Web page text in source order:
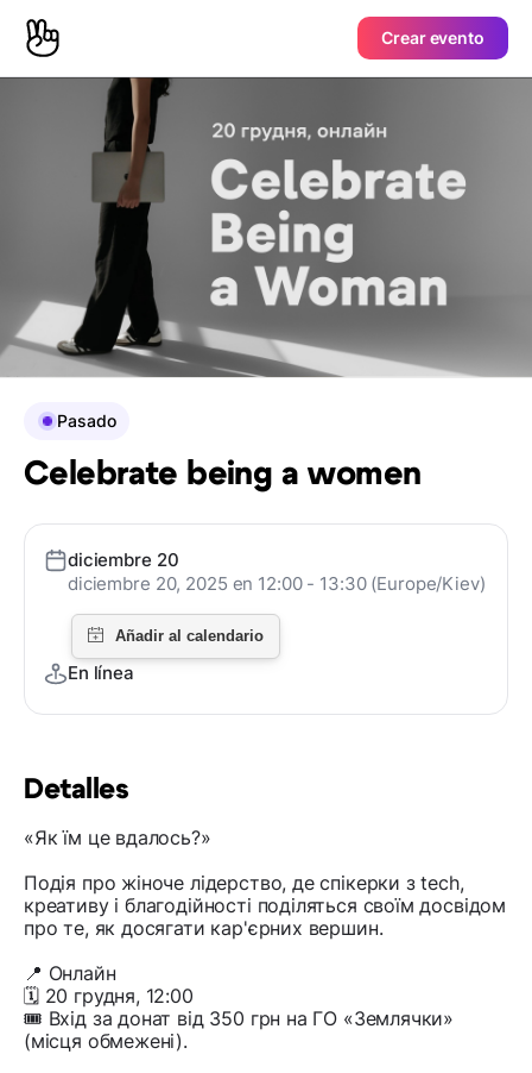
Crear evento
Detalles
«Як їм це вдалось?»
Подія про жіноче лідерство, де спікерки з tech,
креативу і благодійності поділяться своїм досвідом
про те, як досягати кар'єрних вершин.
📍 Онлайн
🗓 20 грудня, 12:00
🎟 Вхід за донат від 350 грн на ГО «Землячки»
(місця обмежені).
Pasado
Celebrate being a women
diciembre 20
diciembre 20, 2025 en 12:00 - 13:30 (Europe/Kiev)
En línea